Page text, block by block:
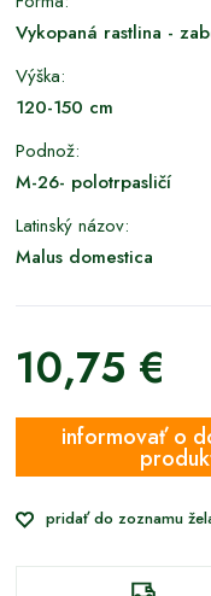
Vykopaná rastlina -
Výška:
120-150 cm
Podnož:
M-26- polotrpasličí
Latinský názov:
Malus domestica
10,75 €
informovať o
pridať do zoznamu